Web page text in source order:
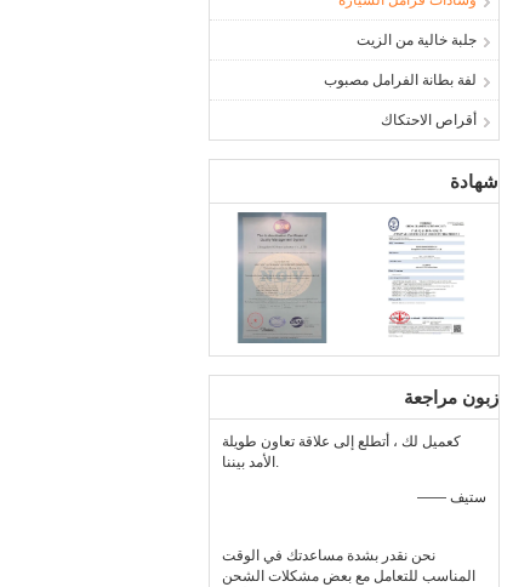
جلبة خالية من الزيت
لفة بطانة الفرامل مصبوب
أقراص الاحتكاك
شهادة
زبون مراجعة
كعميل لك ، أتطلع إلى علاقة تعاون طويلة
الأمد بيننا.
—— ستيف
نحن نقدر بشدة مساعدتك في الوقت
المناسب للتعامل مع بعض مشكلات الشحن